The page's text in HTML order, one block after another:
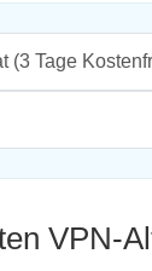
(3 Tage
VPN-